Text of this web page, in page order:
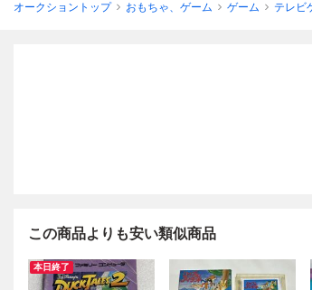
オークショントップ おもちゃ、ゲーム ゲーム テレビ
この商品よりも安い類似商品
本日終了